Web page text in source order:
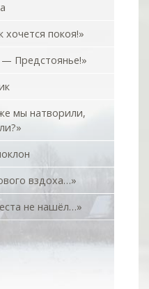
хочется покоя!»
Предстоянье!»
мы натворили,
вздоха…»
не нашёл…»